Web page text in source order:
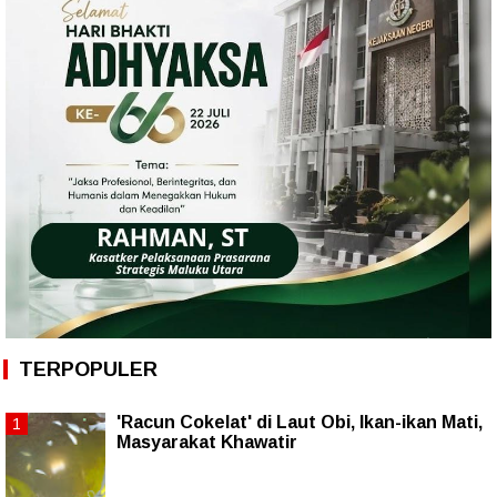
TERPOPULER
'Racun Cokelat' di Laut Obi, Ikan-ikan Mati,
Masyarakat Khawatir